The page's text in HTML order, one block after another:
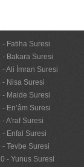
- Fatiha Suresi
- Bakara Suresi
- Ali İmran Suresi
- Nisa Suresi
- Maide Suresi
- En’âm Suresi
- A'raf Suresi
- Enfal Suresi
- Tevbe Suresi
- Yunus Suresi